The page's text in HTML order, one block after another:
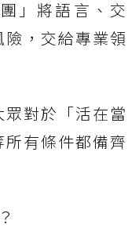
」將語言、交
，交給專業領
眾對於「活在當
有條件都備齊